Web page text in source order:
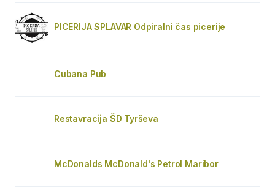
PICERIJA SPLAVAR Odpiralni čas picerije
Cubana Pub
Restavracija ŠD Tyrševa
McDonalds McDonald's Petrol Maribor